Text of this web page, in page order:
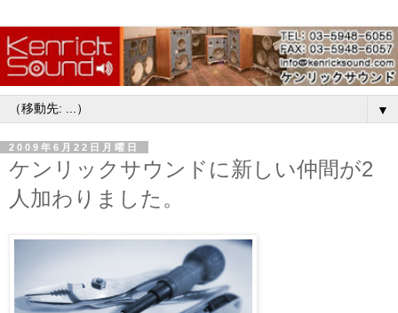
▼
2009年6月22日月曜日
ケンリックサウンドに新しい仲間が2
人加わりました。